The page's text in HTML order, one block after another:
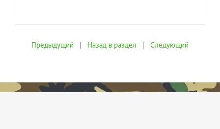
Предыдущий | Назад в раздел | Следующий